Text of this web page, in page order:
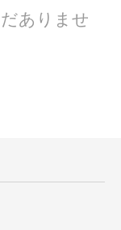
ありませ